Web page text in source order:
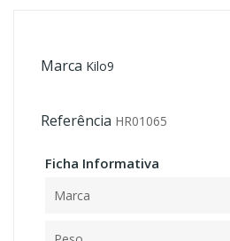
Marca Kilo9
Referência HR01065
Ficha Informativa
Marca